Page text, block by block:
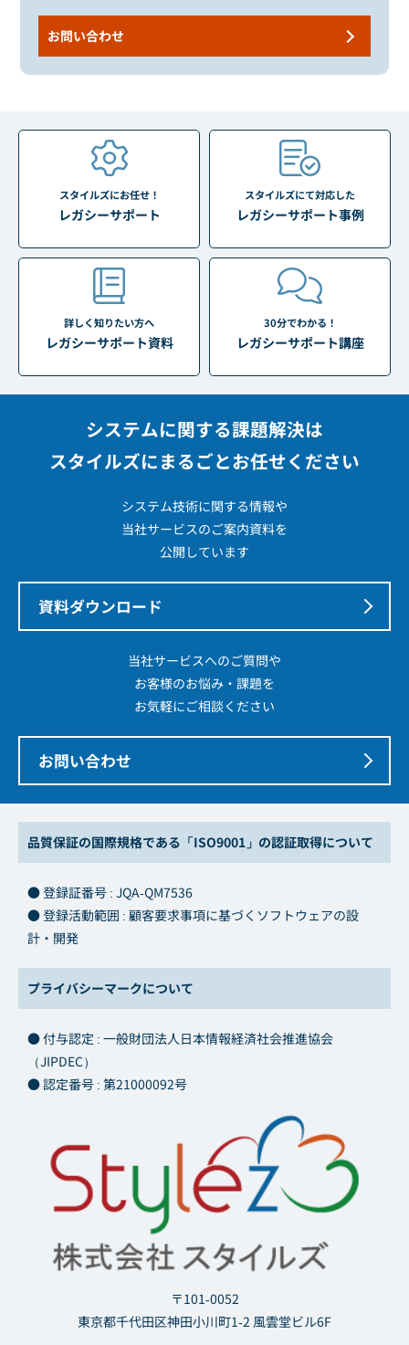
お問い合わせ
スタイルズにお任せ！
レガシーサポート
スタイルズにて対応した
レガシーサポート事例
詳しく知りたい方へ
レガシーサポート資料
30分でわかる！
レガシーサポート講座
システムに関する課題解決は
スタイルズにまるごとお任せください
システム技術に関する情報や
当社サービスのご案内資料を
公開しています
資料ダウンロード
当社サービスへのご質問や
お客様のお悩み・課題を
お気軽にご相談ください
お問い合わせ
〒101-0052
東京都千代田区神田小川町1-2 風雲堂ビル6F
品質保証の国際規格である「ISO9001」の認証取得について
● 登録証番号 : JQA-QM7536
● 登録活動範囲 : 顧客要求事項に基づくソフトウェアの設
計・開発
プライバシーマークについて
● 付与認定 : 一般財団法人日本情報経済社会推進協会
（JIPDEC）
● 認定番号 : 第21000092号